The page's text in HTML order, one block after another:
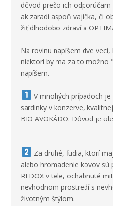
dôvod prečo ich
ak zaradí aspoň vajíčka, či
žiť dlhodobo zdraví a
Na rovinu napíšem dve
niektorí by ma za to možno
napíšem.
V mnohých prípadoch
sardinky v konzerve,
BIO AVOKÁDO. Dôvod je
Za druhé, ľudia, ktorí
alebo hromadenie kovov sú
REDOX v tele, ochabnuté
nevhodnom prostredí s
životným štýlom.